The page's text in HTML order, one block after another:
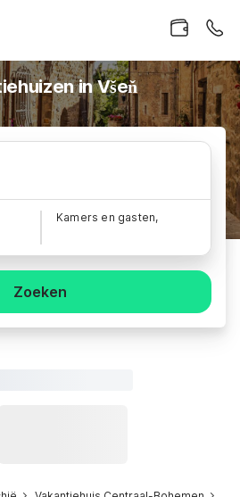
in Všeň
Kamers en gasten,
Zoeken